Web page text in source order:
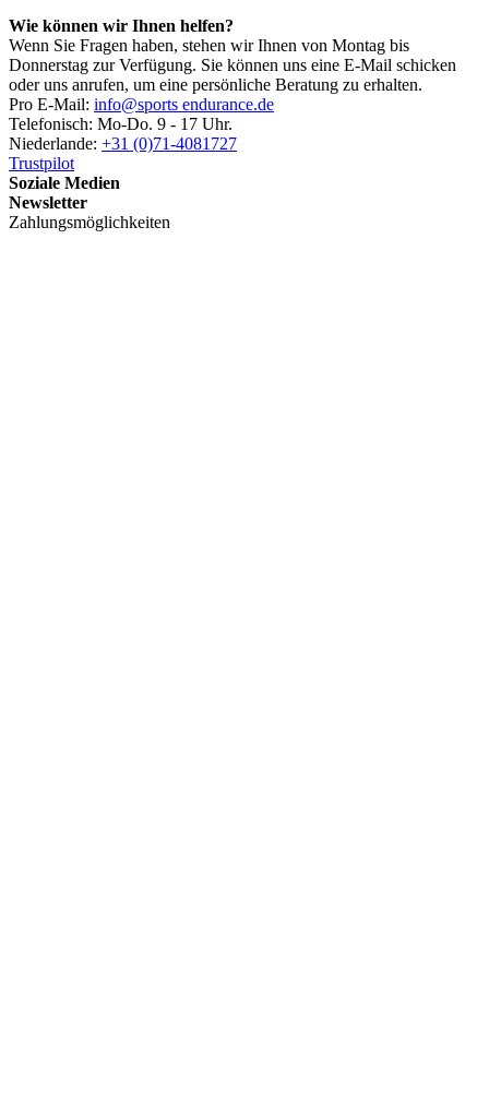
Wie können wir Ihnen helfen?
Wenn Sie Fragen haben, stehen wir Ihnen von Montag bis
Donnerstag zur Verfügung. Sie können uns eine E-Mail schicken
oder uns anrufen, um eine persönliche Beratung zu erhalten.
Pro E-Mail: info@sports endurance.de
Telefonisch: Mo-Do. 9 - 17 Uhr.
Niederlande: +31 (0)71-4081727
Trustpilot
Soziale Medien
Newsletter
Zahlungsmöglichkeiten